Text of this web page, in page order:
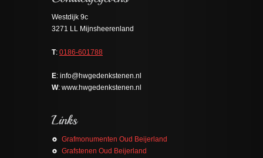
Westdijk 9c
3271 LL Mijnsheerenland
T: 0186-601788
E: info@hwgedenkstenen.nl
W: www.hwgedenkstenen.nl
Grafmonumenten Oud Beijerland
Grafstenen Oud Beijerland